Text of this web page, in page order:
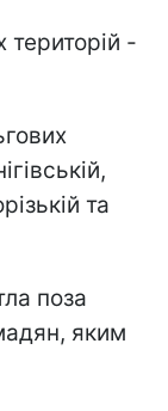
-
та
поза
яким